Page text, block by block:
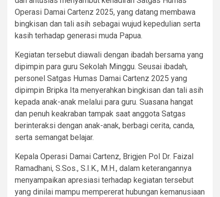
Operasi Damai Cartenz 2025, yang datang membawa
bingkisan dan tali asih sebagai wujud kepedulian serta
kasih terhadap generasi muda Papua.
Kegiatan tersebut diawali dengan ibadah bersama yang
dipimpin para guru Sekolah Minggu. Seusai ibadah,
personel Satgas Humas Damai Cartenz 2025 yang
dipimpin Bripka Ita menyerahkan bingkisan dan tali asih
kepada anak-anak melalui para guru. Suasana hangat
dan penuh keakraban tampak saat anggota Satgas
berinteraksi dengan anak-anak, berbagi cerita, canda,
serta semangat belajar.
Kepala Operasi Damai Cartenz, Brigjen Pol Dr. Faizal
Ramadhani, S.Sos., S.I.K., M.H., dalam keterangannya
menyampaikan apresiasi terhadap kegiatan tersebut
yang dinilai mampu mempererat hubungan kemanusiaan